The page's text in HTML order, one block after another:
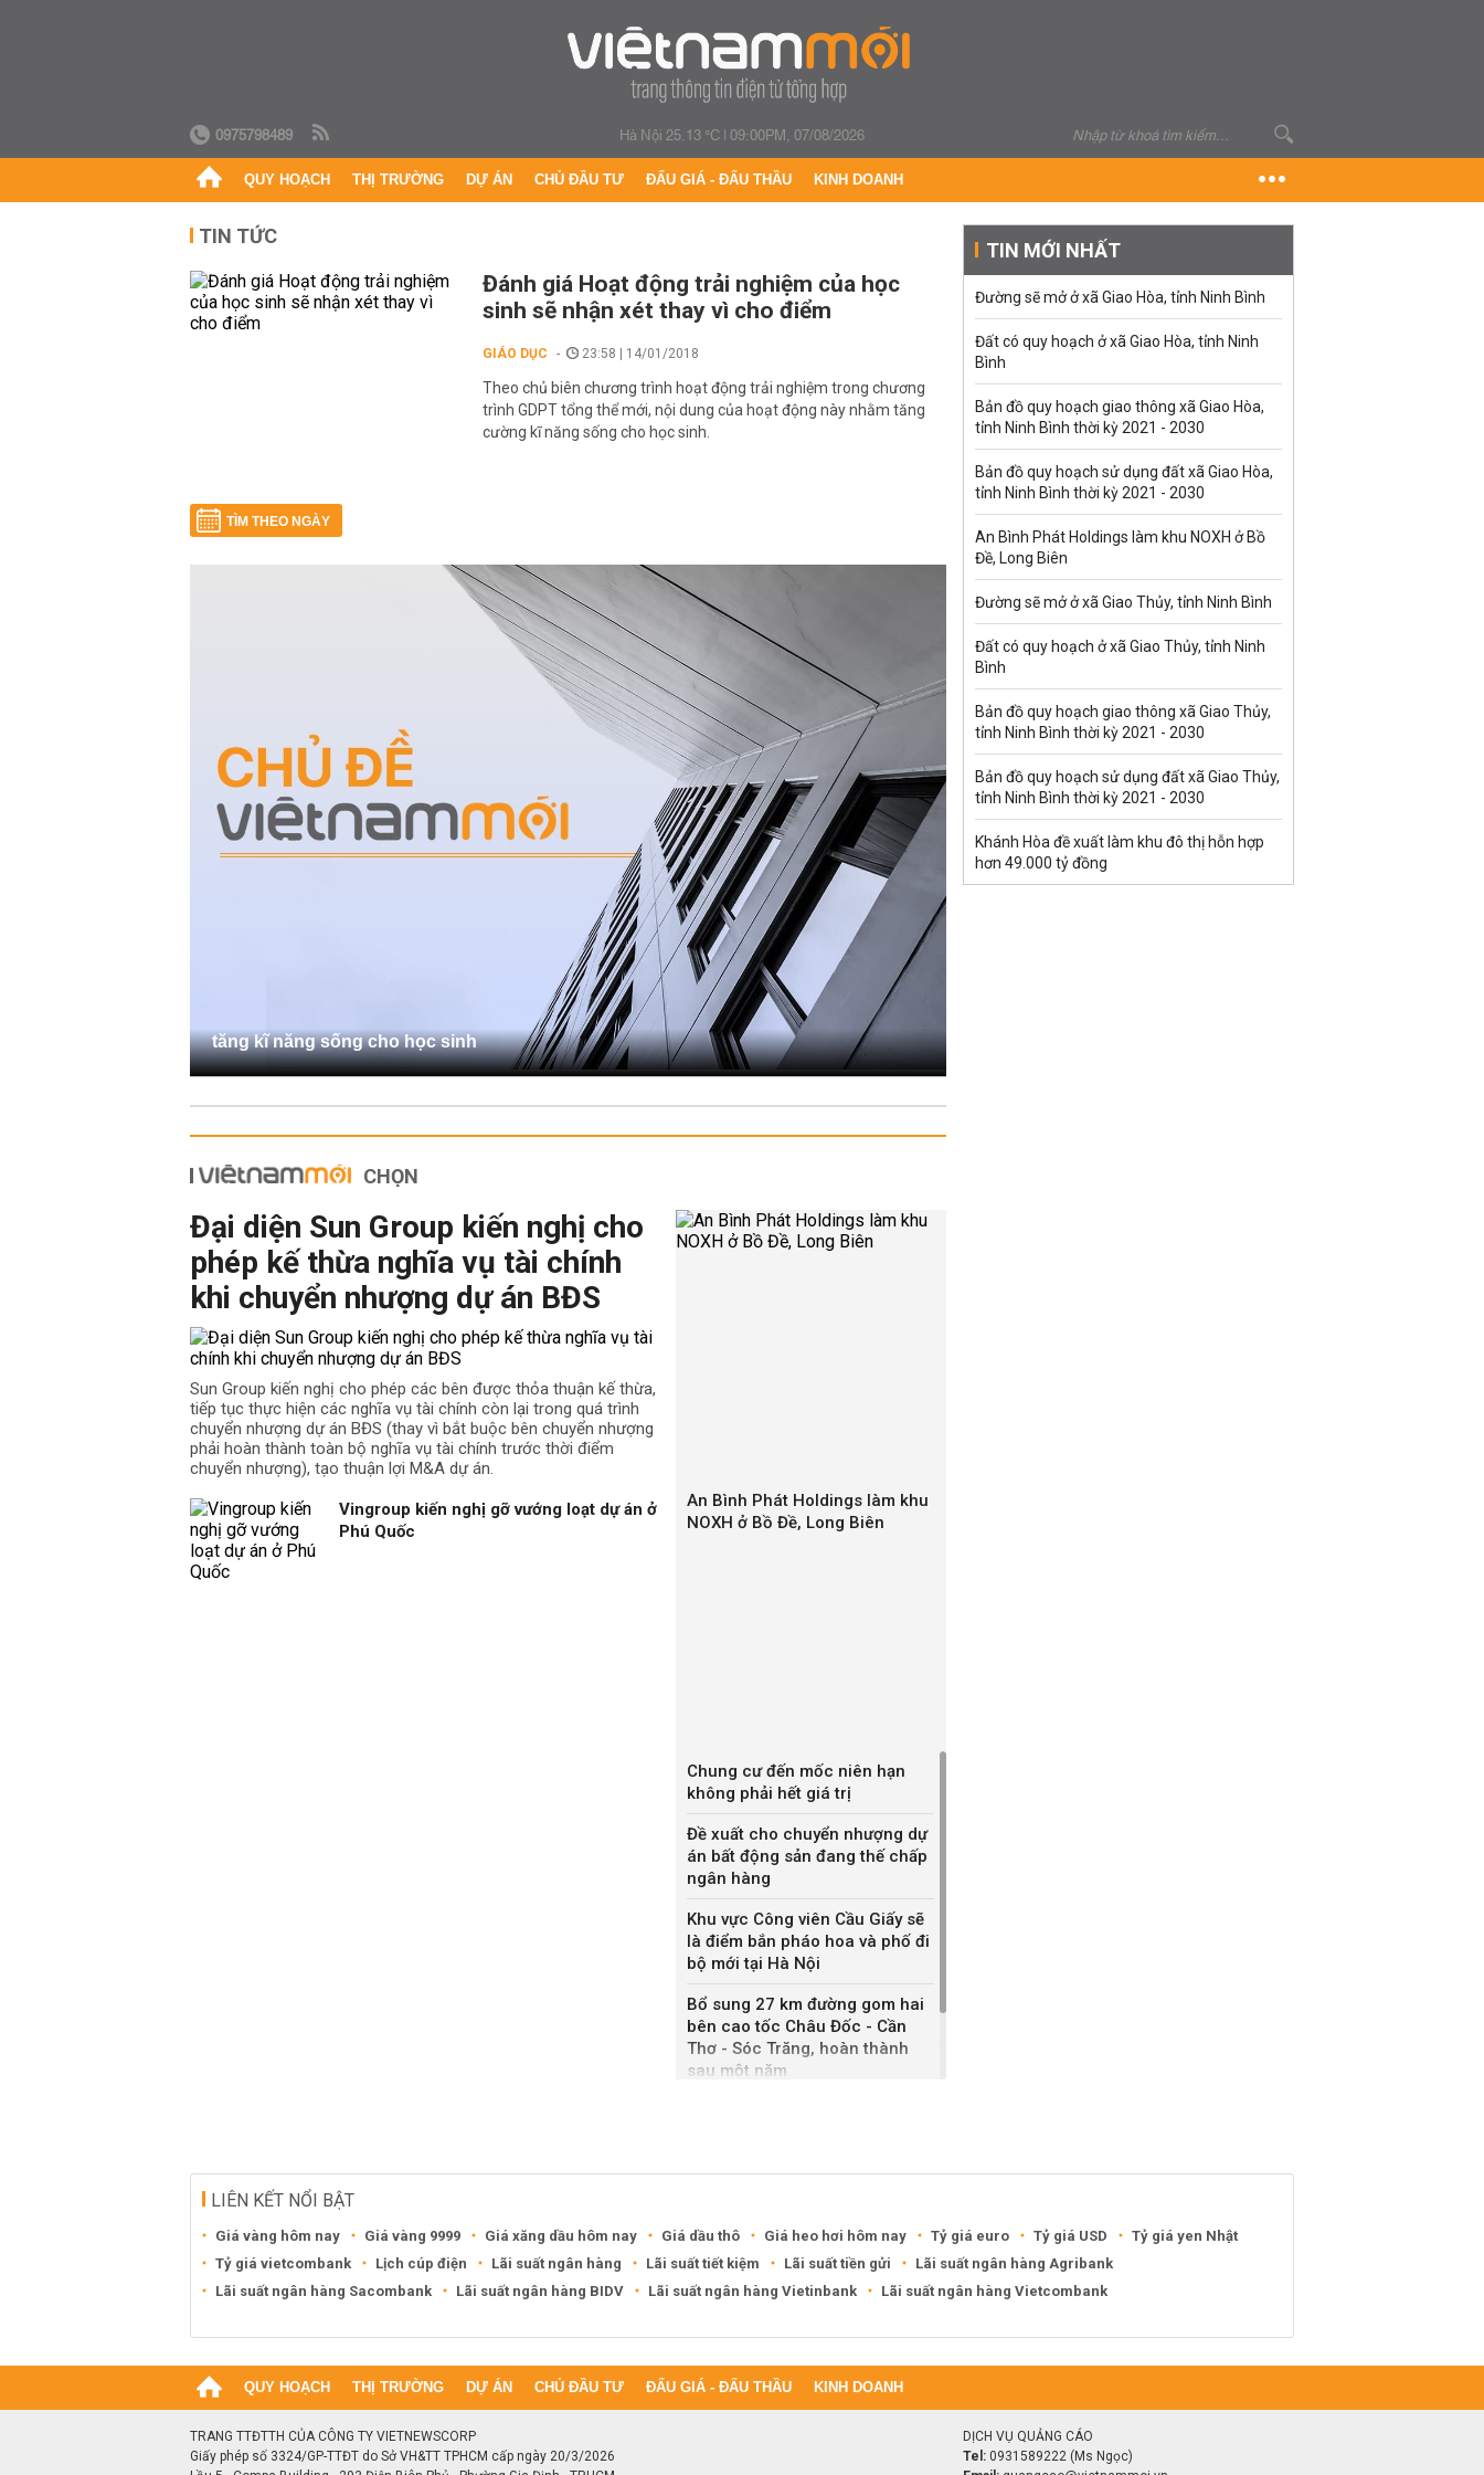
0975798489 Hà Nội 25.13 °C|09:00PM, 07/08/2026
QUY HOẠCH THỊ TRƯỜNG DỰ ÁN CHỦ ĐẦU TƯ ĐẤU GIÁ - ĐẤU THẦU KINH DOANH
TIN TỨC
Đánh giá Hoạt động trải nghiệm của học
sinh sẽ nhận xét thay vì cho điểm
GIÁO DỤC 23:58 | 14/01/2018
Theo chủ biên chương trình hoạt động trải nghiệm trong chương
trình GDPT tổng thể mới, nội dung của hoạt động này nhằm tăng
cường kĩ năng sống cho học sinh.
TÌM THEO NGÀY
tăng kĩ năng sống cho học sinh
CHỌN
Đại diện Sun Group kiến nghị cho
phép kế thừa nghĩa vụ tài chính
khi chuyển nhượng dự án BĐS
Sun Group kiến nghị cho phép các bên được thỏa thuận kế thừa,
tiếp tục thực hiện các nghĩa vụ tài chính còn lại trong quá trình
chuyển nhượng dự án BĐS (thay vì bắt buộc bên chuyển nhượng
phải hoàn thành toàn bộ nghĩa vụ tài chính trước thời điểm
chuyển nhượng), tạo thuận lợi M&A dự án.
Vingroup kiến nghị gỡ vướng loạt dự án ở
Phú Quốc
An Bình Phát Holdings làm khu
NOXH ở Bồ Đề, Long Biên
Chung cư đến mốc niên hạn
không phải hết giá trị
Đề xuất cho chuyển nhượng dự
án bất động sản đang thế chấp
ngân hàng
Khu vực Công viên Cầu Giấy sẽ
là điểm bắn pháo hoa và phố đi
bộ mới tại Hà Nội
Bổ sung 27 km đường gom hai
bên cao tốc Châu Đốc - Cần
Thơ - Sóc Trăng, hoàn thành
sau một năm
TIN MỚI NHẤT
Đường sẽ mở ở xã Giao Hòa, tỉnh Ninh Bình
Đất có quy hoạch ở xã Giao Hòa, tỉnh Ninh
Bình
Bản đồ quy hoạch giao thông xã Giao Hòa,
tỉnh Ninh Bình thời kỳ 2021 - 2030
Bản đồ quy hoạch sử dụng đất xã Giao Hòa,
tỉnh Ninh Bình thời kỳ 2021 - 2030
An Bình Phát Holdings làm khu NOXH ở Bồ
Đề, Long Biên
Đường sẽ mở ở xã Giao Thủy, tỉnh Ninh Bình
Đất có quy hoạch ở xã Giao Thủy, tỉnh Ninh
Bình
Bản đồ quy hoạch giao thông xã Giao Thủy,
tỉnh Ninh Bình thời kỳ 2021 - 2030
Bản đồ quy hoạch sử dụng đất xã Giao Thủy,
tỉnh Ninh Bình thời kỳ 2021 - 2030
Khánh Hòa đề xuất làm khu đô thị hỗn hợp
hơn 49.000 tỷ đồng
LIÊN KẾT NỔI BẬT
Giá vàng hôm nay Giá vàng 9999 Giá xăng dầu hôm nay Giá dầu thô Giá heo hơi hôm nay Tỷ giá euro Tỷ giá USD
Tỷ giá yen Nhật
Tỷ giá vietcombank
Lịch cúp điện Lãi suất ngân hàng Lãi suất tiết kiệm Lãi suất tiền gửi
Lãi suất ngân hàng Agribank
Lãi suất ngân hàng Sacombank
Lãi suất ngân hàng BIDV Lãi suất ngân hàng Vietinbank Lãi suất ngân hàng Vietcombank
QUY HOẠCH THỊ TRƯỜNG DỰ ÁN CHỦ ĐẦU TƯ ĐẤU GIÁ - ĐẤU THẦU KINH DOANH
TRANG TTĐTTH CỦA CÔNG TY VIETNEWSCORP
Giấy phép số 3324/GP-TTĐT do Sở VH&TT TPHCM cấp ngày 20/3/2026
DỊCH VỤ QUẢNG CÁO
Tel: 0931589222 (Ms Ngọc)